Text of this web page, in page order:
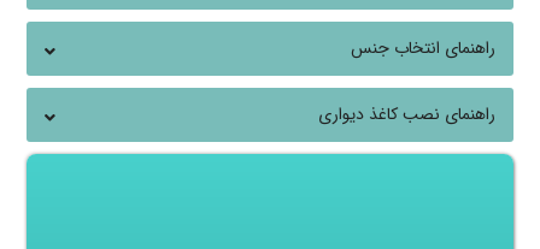
راهنمای انتخاب جنس
راهنمای نصب کاغذ دیواری